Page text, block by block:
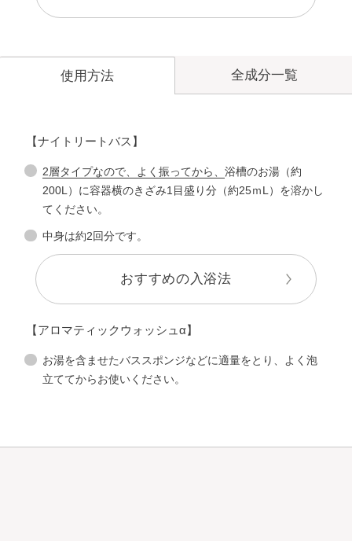
使用方法
【ナイトリートバス】
2層タイプなので、よく振ってから、浴槽のお湯（約
200L）に容器横のきざみ1目盛り分（約25ｍL）を溶かし
てください。
中身は約2回分です。
おすすめの入浴法
【アロマティックウォッシュα】
お湯を含ませたバススポンジなどに適量をとり、よく泡
立ててからお使いください。
全成分一覧